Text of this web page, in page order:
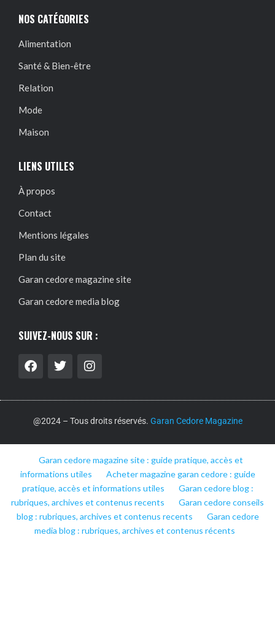
NOS CATÉGORIES
Alimentation
Santé & Bien-être
Relation
Mode
Maison
LIENS UTILES
À propos
Contact
Mentions légales
Plan du site
Garan cedore magazine site
Garan cedore media blog
SUIVEZ-NOUS SUR :
@2024 – Tous droits réservés. Garan Cedore Magazine
Garan cedore magazine site : guide pratique, accès et
informations utiles
Acheter magazine garan cedore : guide
pratique, accès et informations utiles
Garan cedore blog :
rubriques, archives et contenus recents
Garan cedore conseils
blog : rubriques, archives et contenus recents
Garan cedore
media blog : rubriques, archives et contenus récents